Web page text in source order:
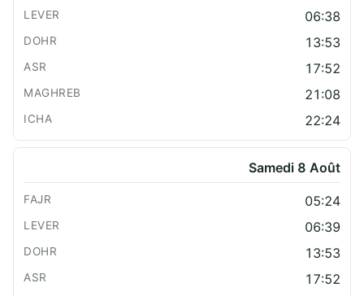
06:38
13:53
17:52
21:08
22:24
Samedi 8 Août
05:24
06:39
13:53
17:52